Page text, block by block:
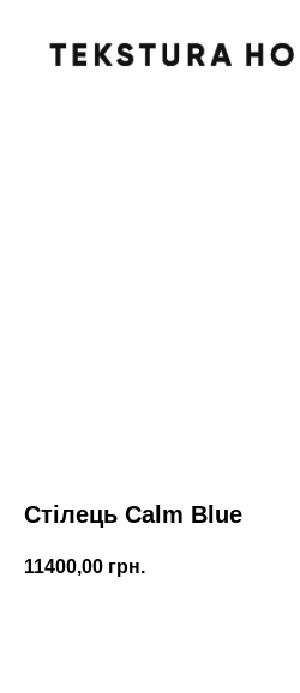
Стілець Calm Blue
11400,00 грн.